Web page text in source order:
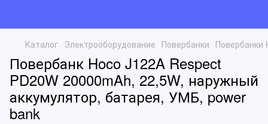
Каталог Электрооборудование Повербанки Повербанки
Повербанк Hoco J122A Respect
PD20W 20000mAh, 22,5W, наружный
аккумулятор, батарея, УМБ, power
bank